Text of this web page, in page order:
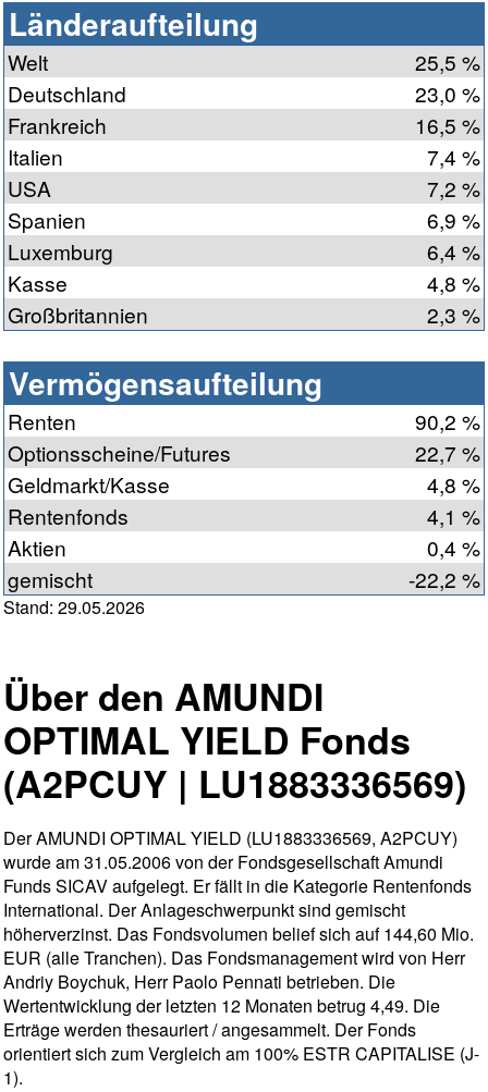
Länderaufteilung
Welt
25,5 %
Deutschland
23,0 %
Frankreich
16,5 %
Italien
7,4 %
USA
7,2 %
Spanien
6,9 %
Luxemburg
6,4 %
Kasse
4,8 %
Großbritannien
2,3 %
Vermögensaufteilung
Renten
90,2 %
Optionsscheine/Futures
22,7 %
Geldmarkt/Kasse
4,8 %
Rentenfonds
4,1 %
Aktien
0,4 %
gemischt
-22,2 %
Stand: 29.05.2026
Über den AMUNDI
OPTIMAL YIELD Fonds
(A2PCUY | LU1883336569)
Der AMUNDI OPTIMAL YIELD (LU1883336569, A2PCUY)
wurde am 31.05.2006 von der Fondsgesellschaft Amundi
Funds SICAV aufgelegt. Er fällt in die Kategorie Rentenfonds
International. Der Anlageschwerpunkt sind gemischt
höherverzinst. Das Fondsvolumen belief sich auf 144,60 Mio.
EUR (alle Tranchen). Das Fondsmanagement wird von Herr
Andriy Boychuk, Herr Paolo Pennati betrieben. Die
Wertentwicklung der letzten 12 Monaten betrug 4,49. Die
Erträge werden thesauriert / angesammelt. Der Fonds
orientiert sich zum Vergleich am 100% ESTR CAPITALISE (J-
1).